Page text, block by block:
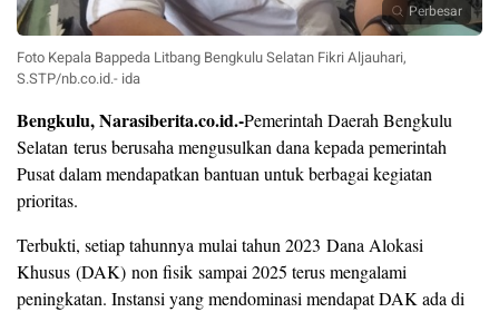
Perbesar
Foto Kepala Bappeda Litbang Bengkulu Selatan Fikri Aljauhari,
S.STP/nb.co.id.- ida
Bengkulu, Narasiberita.co.id.-Pemerintah Daerah Bengkulu
Selatan terus berusaha mengusulkan dana kepada pemerintah
Pusat dalam mendapatkan bantuan untuk berbagai kegiatan
prioritas.
Terbukti, setiap tahunnya mulai tahun 2023 Dana Alokasi
Khusus (DAK) non fisik sampai 2025 terus mengalami
peningkatan. Instansi yang mendominasi mendapat DAK ada di